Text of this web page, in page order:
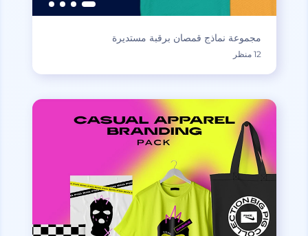
مجموعة نماذج قمصان برقبة مستديرة
12 منظر